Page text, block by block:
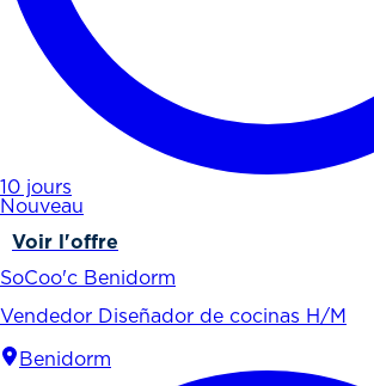
10 jours
Nouveau
Voir l'offre
SoCoo'c Benidorm
Vendedor Diseñador de cocinas H/M
Benidorm